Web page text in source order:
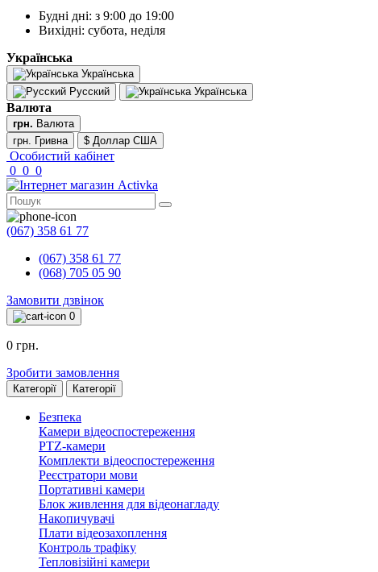
Будні дні: з 9:00 до 19:00
Вихідні: субота, неділя
Українська
Українська
Русский
Українська
Валюта
грн. Валюта
грн. Гривна
$ Доллар США
Особистий кабінет
0 0 0
(067) 358 61 77
(067) 358 61 77
(068) 705 05 90
Замовити дзвінок
0
0 грн.
Зробити замовлення
Категорії Категорії
Безпека
Камери відеоспостереження
PTZ-камери
Комплекти відеоспостереження
Реєстратори мови
Портативні камери
Блок живлення для відеонагладу
Накопичувачі
Плати відеозахоплення
Контроль трафіку
Тепловізійні камери